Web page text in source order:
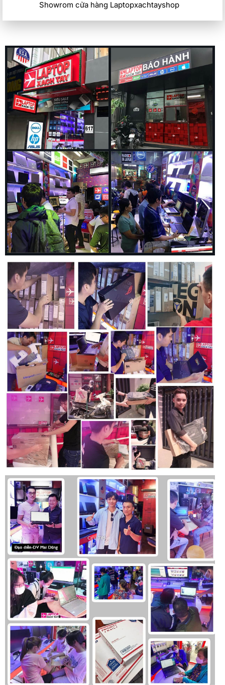
Showrom cửa hàng Laptopxachtayshop